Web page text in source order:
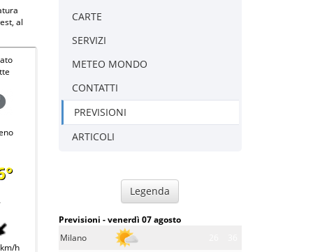
CARTE
SERVIZI
METEO MONDO
CONTATTI
PREVISIONI
ARTICOLI
Legenda
Previsioni - venerdì 07 agosto
Milano
al
h